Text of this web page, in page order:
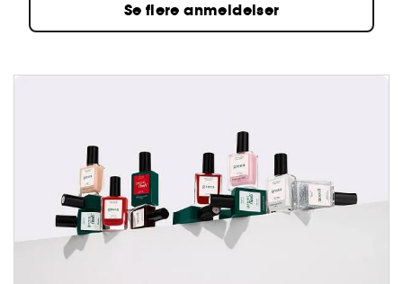
Se flere anmeldelser